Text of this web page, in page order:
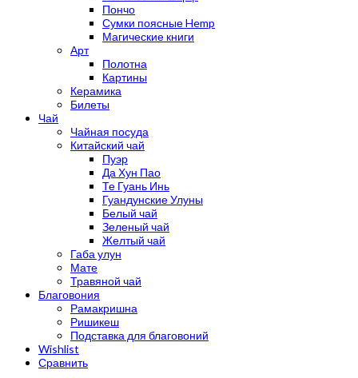
Пончо
Сумки поясные Hemp
Магические книги
Арт
Полотна
Картины
Керамика
Билеты
Чай
Чайная посуда
Китайский чай
Пуэр
Да Хун Пао
Те Гуань Инь
Гуандунские Улуны
Белый чай
Зеленый чай
Желтый чай
Габа улун
Мате
Травяной чай
Благовония
Рамакришна
Ришикеш
Подставка для благовоний
Wishlist
Сравнить